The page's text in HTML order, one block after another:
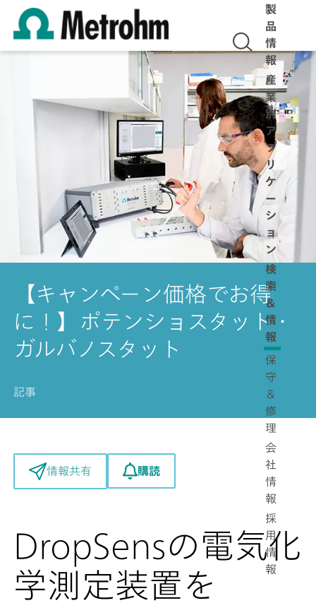
製
品
情
報
産
業
別
ア
プ
リ
ケ
ー
シ
ョ
ン
検
索
＆
情
報
保
守
＆
修
理
会
社
情
報
採
用
情
報
【キャンペーン価格でお得
に！】ポテンショスタット・
ガルバノスタット
記事
情報共有 購読
DropSensの電気化
学測定装置を